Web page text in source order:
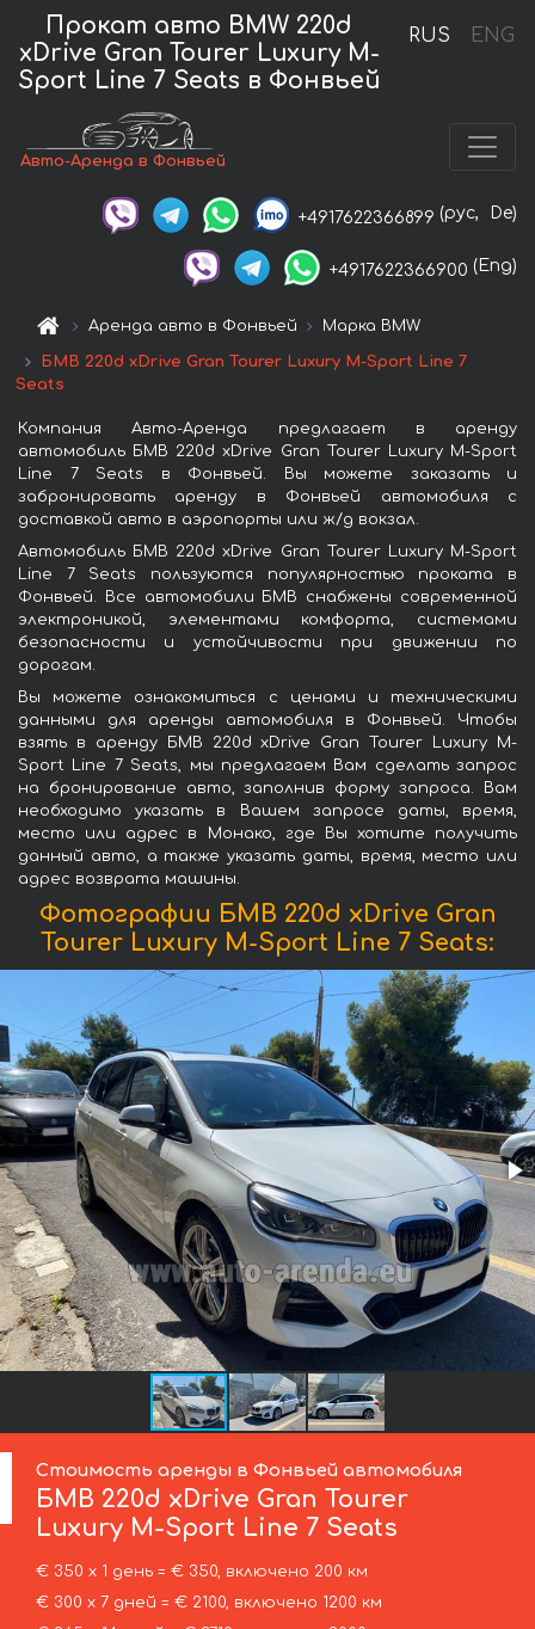
RUS ENG
Прокат авто BMW 220d
xDrive Gran Tourer Luxury M-
Sport Line 7 Seats в Фонвьей
Авто-Аренда в Фонвьей
+4917622366899 (рус, De)
+4917622366900 (Eng)
Аренда авто в Фонвьей Марка BMW
БМВ 220d xDrive Gran Tourer Luxury M-Sport Line 7
Seats
Компания Авто-Аренда предлагает в аренду
автомобиль БМВ 220d xDrive Gran Tourer Luxury M-Sport
Line 7 Seats в Фонвьей. Вы можете заказать и
забронировать аренду в Фонвьей автомобиля с
доставкой авто в аэропорты или ж/д вокзал.
Автомобиль БМВ 220d xDrive Gran Tourer Luxury M-Sport
Line 7 Seats пользуются популярностью проката в
Фонвьей. Все автомобили БМВ снабжены современной
электроникой, элементами комфорта, системами
безопасности и устойчивости при движении по
дорогам.
Вы можете ознакомиться с ценами и техническими
данными для аренды автомобиля в Фонвьей. Чтобы
взять в аренду БМВ 220d xDrive Gran Tourer Luxury M-
Sport Line 7 Seats, мы предлагаем Вам сделать запрос
на бронирование авто, заполнив форму запроса. Вам
необходимо указать в Вашем запросе даты, время,
место или адрес в Монако, где Вы хотите получить
данный авто, а также указать даты, время, место или
адрес возврата машины.
Фотографии БМВ 220d xDrive Gran
Tourer Luxury M-Sport Line 7 Seats:
Стоимость аренды в Фонвьей автомобиля
БМВ 220d xDrive Gran Tourer
Luxury M-Sport Line 7 Seats
€ 350 х 1 день = € 350, включено 200 км
€ 300 х 7 дней = € 2100, включено 1200 км